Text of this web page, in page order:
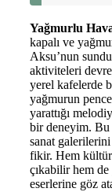
Yağmurlu
kapalı ve
Aksu’nun
aktiviteleri
yerel kafelerde
yağmurun
yarattığı
bir deneyim. Bu
sanat
fikir. Hem
çıkabilir hem de
eserlerine göz